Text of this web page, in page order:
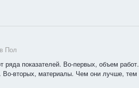
Пол
ряда показателей. Во-первых, объем работ.
вторых, материалы. Чем они лучше, тем